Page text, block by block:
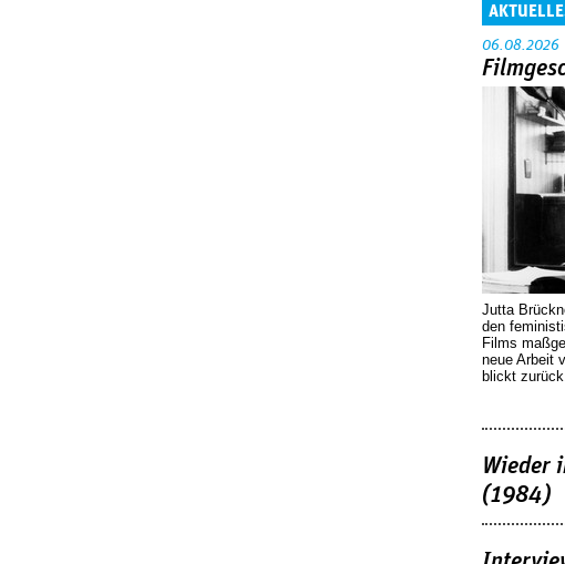
06.08.2026
Jutta
den
Films
neue Arbeit
blickt zurück.
Wieder
(1984)